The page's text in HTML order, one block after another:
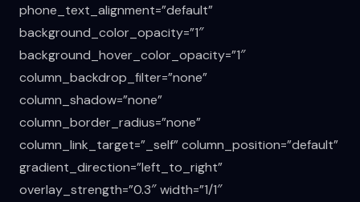
phone_text_alignment=”default”
background_color_opacity=”1″
background_hover_color_opacity=”1″
column_backdrop_filter=”none”
column_shadow=”none”
column_border_radius=”none”
column_link_target=”_self” column_position=”default”
gradient_direction=”left_to_right”
overlay_strength=”0.3″ width=”1/1″